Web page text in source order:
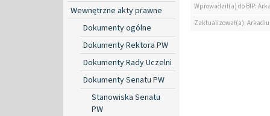
Wewnętrzne akty prawne
Dokumenty ogólne
Dokumenty Rektora PW
Dokumenty Rady Uczelni
Dokumenty Senatu PW
Stanowiska Senatu
PW
Wprowadził(a) do BIP:
Zaktualizował(a):